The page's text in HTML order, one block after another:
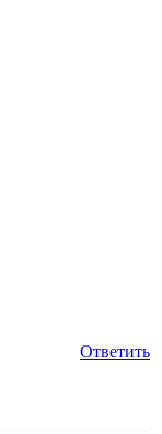
Ответить